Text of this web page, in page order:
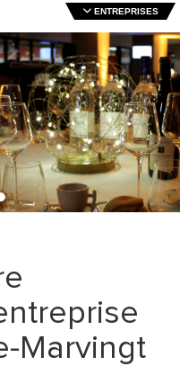
ENTREPRISES
Marvingt